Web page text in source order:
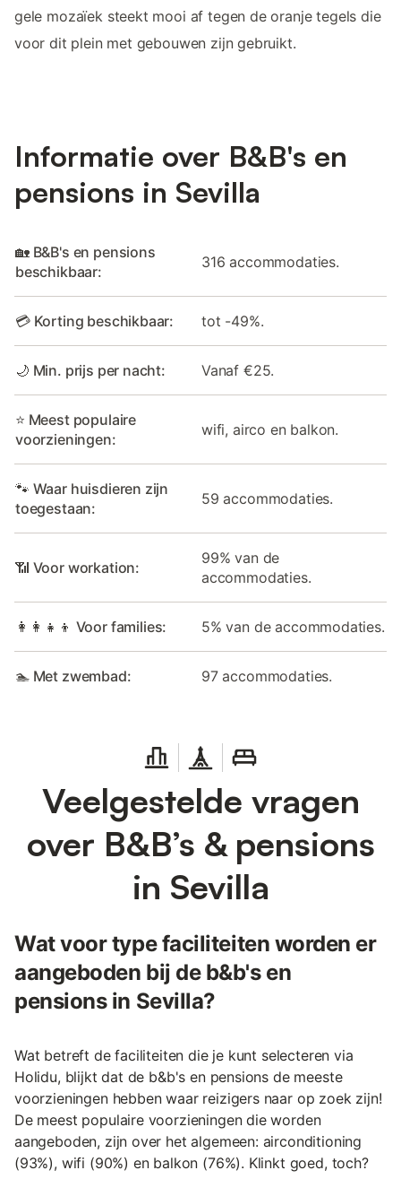
gele mozaïek steekt mooi af tegen de oranje tegels die
voor dit plein met gebouwen zijn gebruikt.
Informatie over B&B's en
pensions in Sevilla
🏡 B&B's en pensions
beschikbaar:
316 accommodaties.
💳 Korting beschikbaar: tot -49%.
🌙 Min. prijs per nacht: Vanaf €25.
⭐ Meest populaire
voorzieningen:
wifi, airco en balkon.
🐾 Waar huisdieren zijn
toegestaan:
59 accommodaties.
📶 Voor workation:
99% van de
accommodaties.
👩‍👩‍👧‍👦 Voor families: 5% van de accommodaties.
🏊 Met zwembad: 97 accommodaties.
Veelgestelde vragen
over B&B’s & pensions
in Sevilla
Wat voor type faciliteiten worden er
aangeboden bij de b&b's en
pensions in Sevilla?
Wat betreft de faciliteiten die je kunt selecteren via
Holidu, blijkt dat de b&b's en pensions de meeste
voorzieningen hebben waar reizigers naar op zoek zijn!
De meest populaire voorzieningen die worden
aangeboden, zijn over het algemeen: airconditioning
(93%), wifi (90%) en balkon (76%). Klinkt goed, toch?